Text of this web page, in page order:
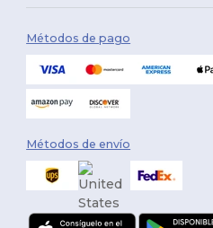
Métodos de pago
Métodos de envío